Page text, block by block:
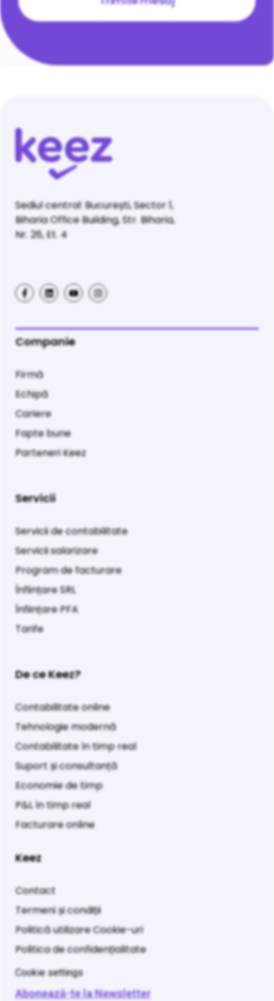
Sediul central: București, Sector 1,
Biharia Office Building, Str. Biharia,
Nr. 26, Et. 4
Companie
Firmă
Echipă
Cariere
Fapte bune
Parteneri Keez
Servicii
Servicii de contabilitate
Servicii salarizare
Program de facturare
Înființare SRL
Înființare PFA
Tarife
De ce Keez?
Contabilitate online
Tehnologie modernă
Contabilitate în timp real
Suport și consultanță
Economie de timp
P&L în timp real
Facturare online
Keez
Contact
Termeni și condiții
Politică utilizare Cookie-uri
Politica de confidențialitate
Cookie settings
Abonează-te la Newsletter